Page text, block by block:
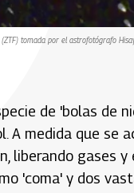
tomada por el astrofotógrafo
de 'bolas de
A medida que se
liberando gases
'coma' y dos